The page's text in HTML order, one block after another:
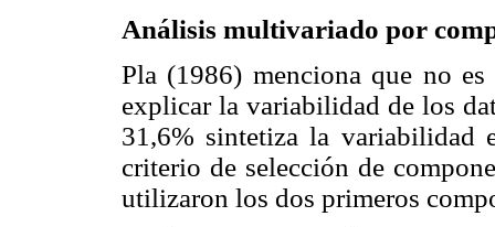
Análisis multivariado por
Pla (1986) menciona que no
explicar la variabilidad de los
31,6% sintetiza la variabilidad
criterio de selección de
utilizaron los dos primeros